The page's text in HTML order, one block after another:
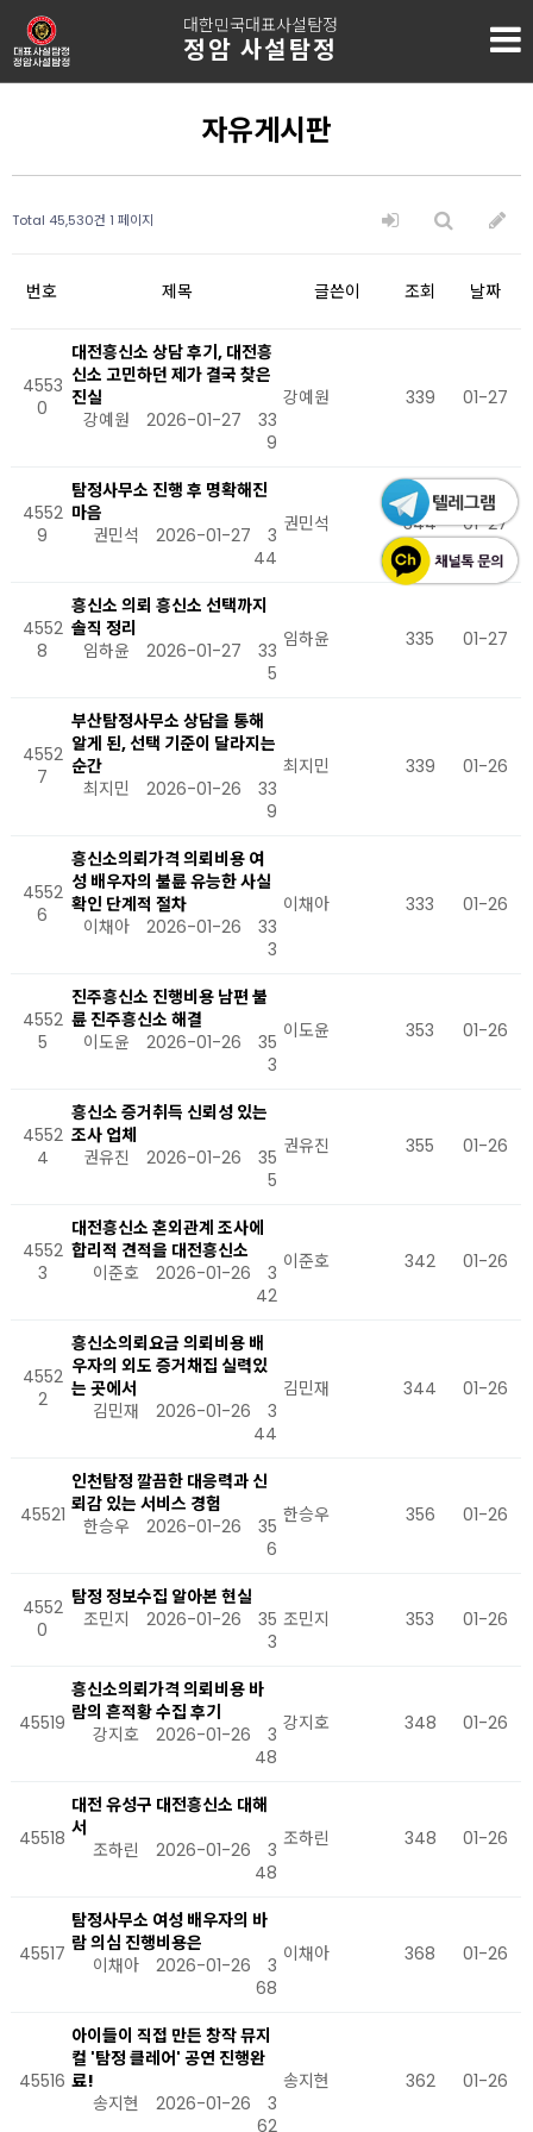
대한민국대표사설탐정
정암 사설탐정
자유게시판
Total 45,530건 1 페이지
번호 제목 글쓴이 조회 날짜
4553
0
대전흥신소 상담 후기, 대전흥
신소 고민하던 제가 결국 찾은
진실
강예원
2026-01-27
33
9
강예원 339 01-27
4552
9
탐정사무소 진행 후 명확해진
마음
권민석
2026-01-27
3
44
권민석 344 01-27
4552
8
흥신소 의뢰 흥신소 선택까지
솔직 정리
임하윤
2026-01-27
33
5
임하윤 335 01-27
4552
7
부산탐정사무소 상담을 통해
알게 된, 선택 기준이 달라지는
순간
최지민
2026-01-26
33
9
최지민 339 01-26
4552
6
흥신소의뢰가격 의뢰비용 여
성 배우자의 불륜 유능한 사실
확인 단계적 절차
이채아
2026-01-26
33
3
이채아 333 01-26
4552
5
진주흥신소 진행비용 남편 불
륜 진주흥신소 해결
이도윤
2026-01-26
35
3
이도윤 353 01-26
4552
4
흥신소 증거취득 신뢰성 있는
조사 업체
권유진
2026-01-26
35
5
권유진 355 01-26
4552
3
대전흥신소 혼외관계 조사에
합리적 견적을 대전흥신소
이준호
2026-01-26
3
42
이준호 342 01-26
4552
2
흥신소의뢰요금 의뢰비용 배
우자의 외도 증거채집 실력있
는 곳에서
김민재
2026-01-26
3
44
김민재 344 01-26
45521
인천탐정 깔끔한 대응력과 신
뢰감 있는 서비스 경험
한승우
2026-01-26
35
6
한승우 356 01-26
4552
0
탐정 정보수집 알아본 현실
조민지
2026-01-26
35
3
조민지 353 01-26
45519
흥신소의뢰가격 의뢰비용 바
람의 흔적황 수집 후기
강지호
2026-01-26
3
48
강지호 348 01-26
45518
대전 유성구 대전흥신소 대해
서
조하린
2026-01-26
3
48
조하린 348 01-26
45517
탐정사무소 여성 배우자의 바
람 의심 진행비용은
이채아
2026-01-26
3
68
이채아 368 01-26
45516
아이들이 직접 만든 창작 뮤지
컬 '탐정 클레어' 공연 진행완
료!
송지현
2026-01-26
3
62
송지현 362 01-26